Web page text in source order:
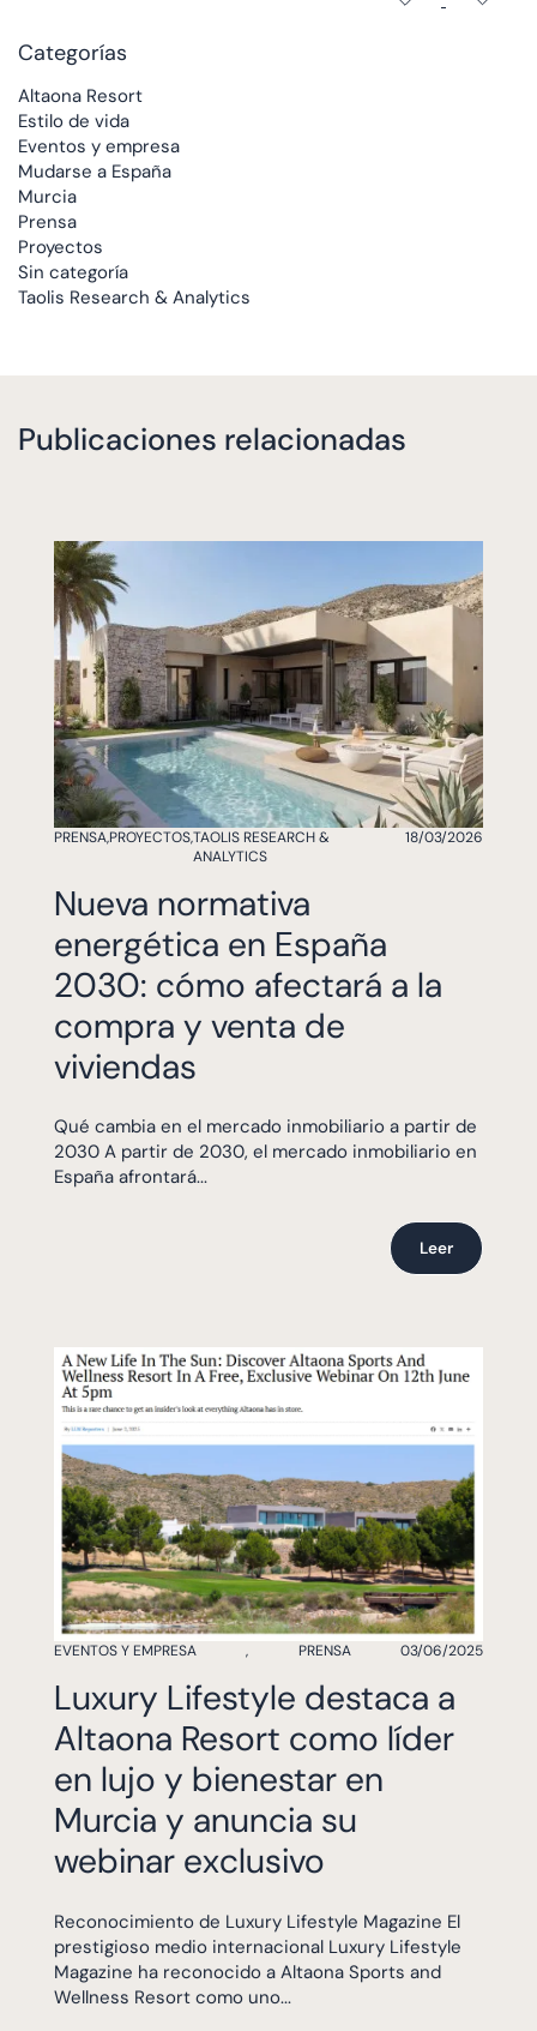
Categorías
Altaona Resort
Estilo de vida
Eventos y empresa
Mudarse a España
Murcia
Prensa
Proyectos
Sin categoría
Taolis Research & Analytics
Publicaciones relacionadas
PRENSA,PROYECTOS,TAOLIS RESEARCH &
ANALYTICS
18/03/2026
Nueva normativa
energética en España
2030: cómo afectará a la
compra y venta de
viviendas
Qué cambia en el mercado inmobiliario a partir de
2030 A partir de 2030, el mercado inmobiliario en
España afrontará...
Leer
EVENTOS Y EMPRESA , PRENSA 03/06/2025
Luxury Lifestyle destaca a
Altaona Resort como líder
en lujo y bienestar en
Murcia y anuncia su
webinar exclusivo
Reconocimiento de Luxury Lifestyle Magazine El
prestigioso medio internacional Luxury Lifestyle
Magazine ha reconocido a Altaona Sports and
Wellness Resort como uno...